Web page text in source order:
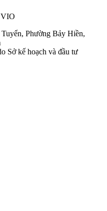
Phường Bảy Hiền,
Sở kế hoạch và đầu tư